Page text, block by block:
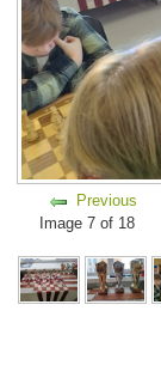
Previous
Image 7 of 18